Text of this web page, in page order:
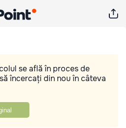
se află în proces de
încercați din nou în câteva